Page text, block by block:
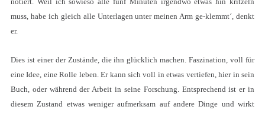
muss, habe ich gleich alle Unterlagen unter meinen Arm ge-klemmt´, denkt
er.
Dies ist einer der Zustände, die ihn glücklich machen. Faszination, voll für
eine Idee, eine Rolle leben. Er kann sich voll in etwas vertiefen, hier in sein
Buch, oder während der Arbeit in seine Forschung. Entsprechend ist er in
diesem Zustand etwas weniger aufmerksam auf andere Dinge und wirkt